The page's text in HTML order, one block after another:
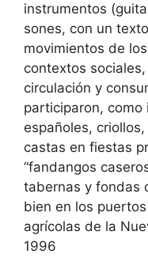
instrumentos
sones, con un
movimientos de
contextos
circulación y
participaron,
españoles,
castas en fiestas
“fandangos
tabernas y fondas
bien en los
agrícolas de la
1996